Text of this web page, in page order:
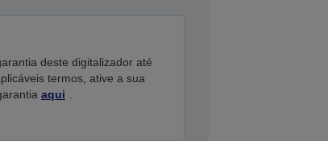
deste digitalizador até
termos, ative a sua
aqui